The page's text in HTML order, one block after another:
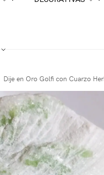
Dije en Oro Golfi con Cuarzo